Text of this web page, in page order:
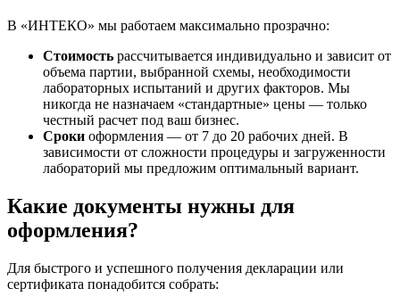
В «ИНТЕКО» мы работаем максимально прозрачно:
Стоимость рассчитывается индивидуально и зависит от
объема партии, выбранной схемы, необходимости
лабораторных испытаний и других факторов. Мы
никогда не назначаем «стандартные» цены — только
честный расчет под ваш бизнес.
Сроки оформления — от 7 до 20 рабочих дней. В
зависимости от сложности процедуры и загруженности
лабораторий мы предложим оптимальный вариант.
Какие документы нужны для
оформления?
Для быстрого и успешного получения декларации или
сертификата понадобится собрать: